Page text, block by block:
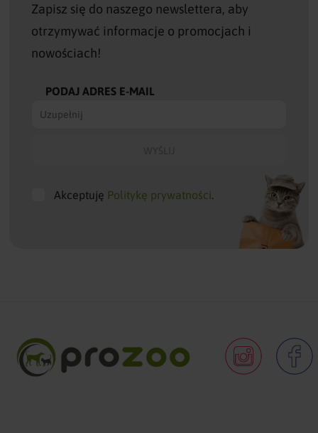
Zapisz się do naszego newslettera, aby
otrzymywać informacje o promocjach i
nowościach!
PODAJ ADRES E-MAIL
Akceptuję Politykę prywatności.